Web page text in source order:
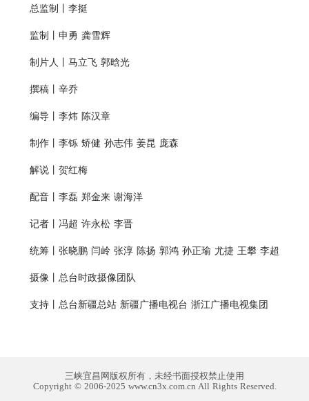
总监制丨李挺
监制丨申勇 龚雪辉
制片人丨马立飞 郭晗光
撰稿丨辛乔
编导丨李炜 陈汉章
制作丨李铄 矫健 孙志伟 姜昆 庞森
解说丨贺红梅
配音丨李磊 郑金来 谢海洋
记者丨冯超 许永松 李晋
统筹丨张晓鹏 闫岭 张淳 陈扬 郭鸿 孙正瑜 尤捷 王攀 李超
摄像丨总台时政摄像团队
支持丨总台新疆总站 新疆广播电视台 浙江广播电视集团
三峡宜昌网版权所有，未经书面授权禁止使用
Copyright © 2006-2025 www.cn3x.com.cn All Rights Reserved.